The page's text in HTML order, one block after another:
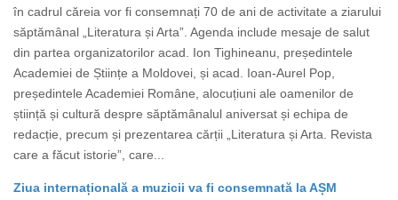
în cadrul căreia vor fi consemnați 70 de ani de activitate a ziarului
săptămânal „Literatura și Arta”. Agenda include mesaje de salut
din partea organizatorilor acad. Ion Tighineanu, președintele
Academiei de Științe a Moldovei, și acad. Ioan-Aurel Pop,
președintele Academiei Române, alocuțiuni ale oamenilor de
știință și cultură despre săptămânalul aniversat și echipa de
redacție, precum și prezentarea cărții „Literatura și Arta. Revista
care a făcut istorie”, care...
Ziua internațională a muzicii va fi consemnată la AȘM